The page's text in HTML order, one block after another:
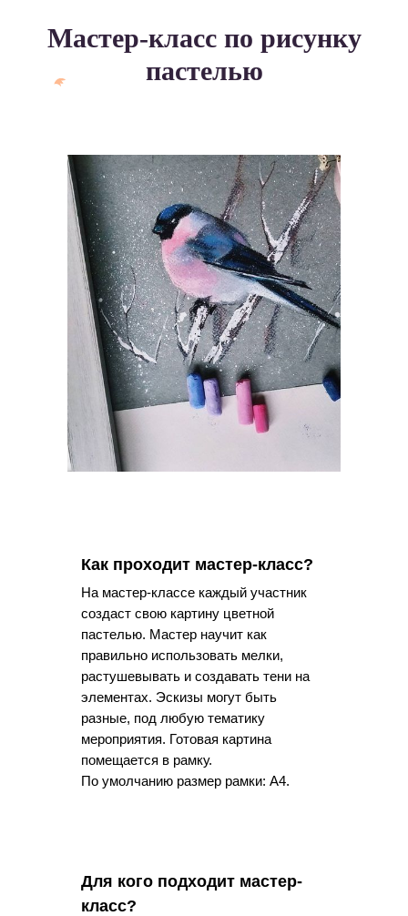
Мастер-класс по рисунку
пастелью
Как проходит мастер-класс?
На мастер-классе каждый участник
создаст свою картину цветной
пастелью. Мастер научит как
правильно использовать мелки,
растушевывать и создавать тени на
элементах. Эскизы могут быть
разные, под любую тематику
мероприятия. Готовая картина
помещается в рамку.
По умолчанию размер рамки: А4.
Для кого подходит мастер-
класс?